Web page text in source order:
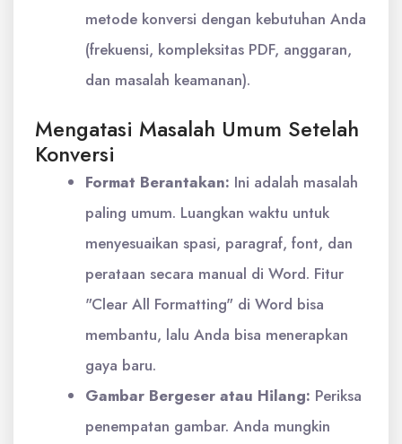
metode konversi dengan kebutuhan Anda
(frekuensi, kompleksitas PDF, anggaran,
dan masalah keamanan).
Mengatasi Masalah Umum Setelah
Konversi
Format Berantakan: Ini adalah masalah
paling umum. Luangkan waktu untuk
menyesuaikan spasi, paragraf, font, dan
perataan secara manual di Word. Fitur
"Clear All Formatting" di Word bisa
membantu, lalu Anda bisa menerapkan
gaya baru.
Gambar Bergeser atau Hilang: Periksa
penempatan gambar. Anda mungkin